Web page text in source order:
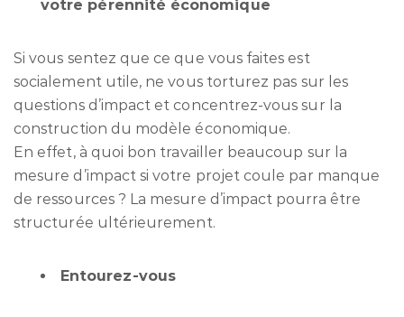
votre pérennité économique
Si vous sentez que ce que vous faites est
socialement utile, ne vous torturez pas sur les
questions d’impact et concentrez-vous sur la
construction du modèle économique.
En effet, à quoi bon travailler beaucoup sur la
mesure d’impact si votre projet coule par manque
de ressources ? La mesure d’impact pourra être
structurée ultérieurement.
Entourez-vous